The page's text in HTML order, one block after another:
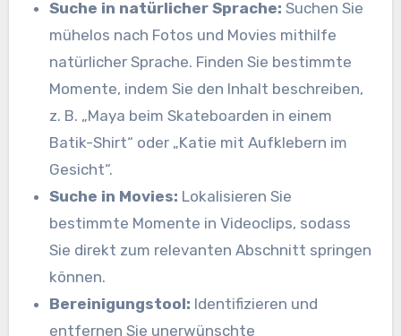
Suche in natürlicher Sprache: Suchen Sie
mühelos nach Fotos und Movies mithilfe
natürlicher Sprache. Finden Sie bestimmte
Momente, indem Sie den Inhalt beschreiben,
z. B. „Maya beim Skateboarden in einem
Batik-Shirt“ oder „Katie mit Aufklebern im
Gesicht“.
Suche in Movies: Lokalisieren Sie
bestimmte Momente in Videoclips, sodass
Sie direkt zum relevanten Abschnitt springen
können.
Bereinigungstool: Identifizieren und
entfernen Sie unerwünschte